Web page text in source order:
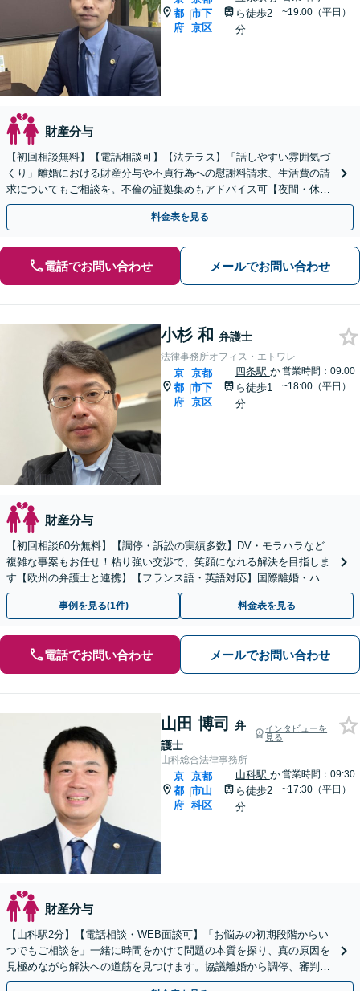
都
府
|市下
京区
ら徒歩2
分
~19:00（平日）
財産分与
【初回相談無料】【電話相談可】【法テラス】「話しやすい雰囲気づ
くり」離婚における財産分与や不貞行為への慰謝料請求、生活費の請
求についてもご相談を。不倫の証拠集めもアドバイス可【夜間・休日
面談】【四条駅徒歩4分／五条駅徒歩2分】
料金表を見る
電話でお問い合わせ メールでお問い合わせ
小杉 和 弁護士
法律事務所オフィス・エトワレ
京
都
府
|
京都
市下
京区
四条駅 か
ら徒歩1
分
営業時間：09:00
~18:00（平日）
財産分与
【初回相談60分無料】【調停・訴訟の実績多数】DV・モラハラなど
複雑な事案もお任せ！粘り強い交渉で、笑顔になれる解決を目指しま
す【欧州の弁護士と連携】【フランス語・英語対応】国際離婚・ハー
グ条約案件も円滑に支援【休日・夜間対応】【完全個室】
事例を見る(1件) 料金表を見る
電話でお問い合わせ メールでお問い合わせ
山田 博司
弁
護士
インタビューを
見る
山科総合法律事務所
京
都
府
|
京都
市山
科区
山科駅 か
ら徒歩2
分
営業時間：09:30
~17:30（平日）
財産分与
【山科駅2分】【電話相談・WEB面談可】「お悩みの初期段階からい
つでもご相談を」一緒に時間をかけて問題の本質を探り、真の原因を
見極めながら解決への道筋を見つけます。協議離婚から調停、審判、
訴訟まで、離婚に関わる一連の手続きにすべて対応